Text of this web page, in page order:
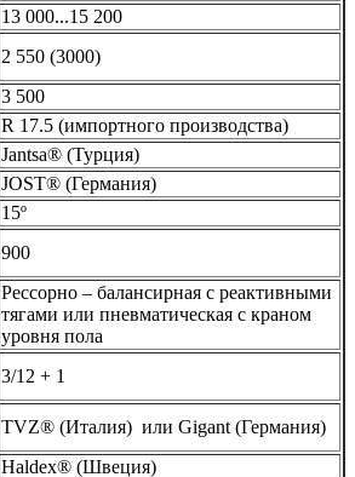
13 000...15 200
2 550 (3000)
3 500
R 17.5 (импортного производства)
Jantsa® (Турция)
JOST® (Германия)
15º
900
Рессорно – балансирная с реактивными
тягами или пневматическая с краном
уровня пола
3/12 + 1
TVZ® (Италия) или Gigant (Германия)
Haldex® (Швеция)